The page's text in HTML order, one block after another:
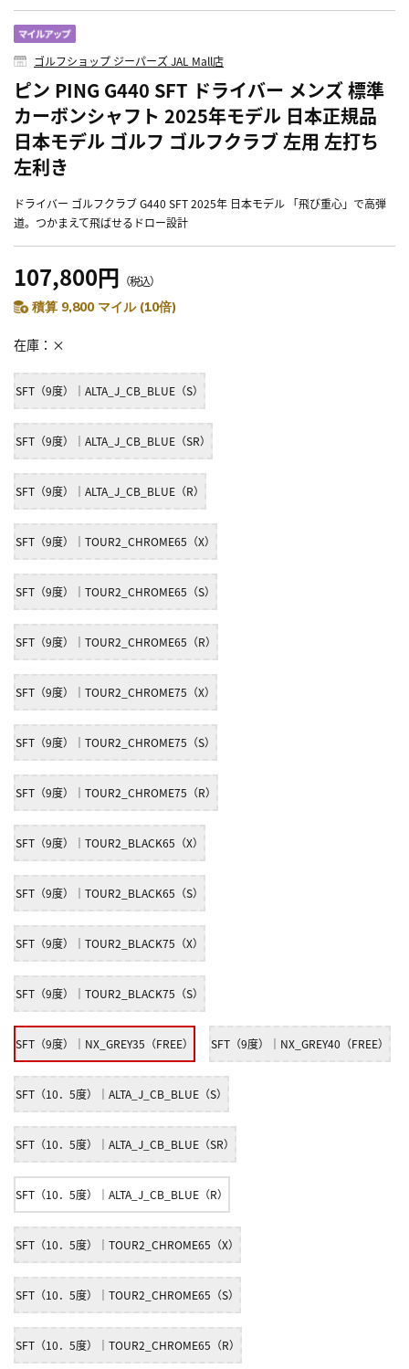
ゴルフショップ ジーパーズ JAL Mall店
ピン PING G440 SFT ドライバー メンズ 標準
カーボンシャフト 2025年モデル 日本正規品
日本モデル ゴルフ ゴルフクラブ 左用 左打ち
左利き
ドライバー ゴルフクラブ G440 SFT 2025年 日本モデル 「飛び重心」で高弾
道。つかまえて飛ばせるドロー設計
107,800円 （税込）
積算 9,800 マイル (10倍)
在庫 ×
SFT（9度）｜ALTA_J_CB_BLUE（S）
SFT（9度）｜ALTA_J_CB_BLUE（SR）
SFT（9度）｜ALTA_J_CB_BLUE（R）
SFT（9度）｜TOUR2_CHROME65（X）
SFT（9度）｜TOUR2_CHROME65（S）
SFT（9度）｜TOUR2_CHROME65（R）
SFT（9度）｜TOUR2_CHROME75（X）
SFT（9度）｜TOUR2_CHROME75（S）
SFT（9度）｜TOUR2_CHROME75（R）
SFT（9度）｜TOUR2_BLACK65（X）
SFT（9度）｜TOUR2_BLACK65（S）
SFT（9度）｜TOUR2_BLACK75（X）
SFT（9度）｜TOUR2_BLACK75（S）
SFT（9度）｜NX_GREY35（FREE） SFT（9度）｜NX_GREY40（FREE）
SFT（10．5度）｜ALTA_J_CB_BLUE（S）
SFT（10．5度）｜ALTA_J_CB_BLUE（SR）
SFT（10．5度）｜ALTA_J_CB_BLUE（R）
SFT（10．5度）｜TOUR2_CHROME65（X）
SFT（10．5度）｜TOUR2_CHROME65（S）
SFT（10．5度）｜TOUR2_CHROME65（R）